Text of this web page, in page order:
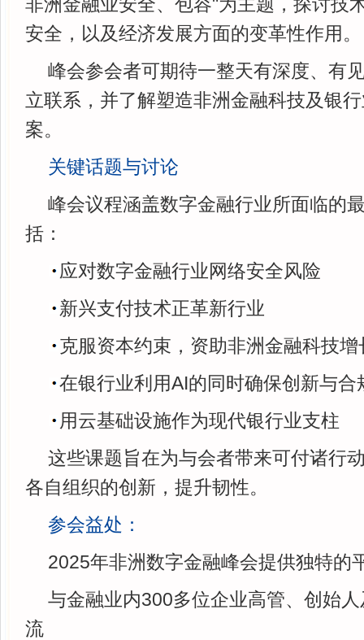
安全，以及经济发展方面的变革性作用。
峰会参会者可期待一整天有深度、有
立联系，并了解塑造非洲金融科技及银
案。
关键话题与讨论
峰会议程涵盖数字金融行业所面临的
括：
应对数字金融行业网络安全风险
新兴支付技术正革新行业
克服资本约束，资助非洲金融科技增
在银行业利用AI的同时确保创新与合
用云基础设施作为现代银行业支柱
这些课题旨在为与会者带来可付诸行
各自组织的创新，提升韧性。
参会益处：
2025年非洲数字金融峰会提供独特的
与金融业内300多位企业高管、创始
流